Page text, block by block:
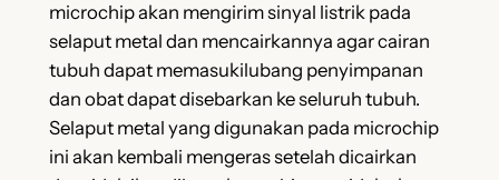
microchip akan mengirim sinyal listrik pada
selaput metal dan mencairkannya agar cairan
tubuh dapat memasukilubang penyimpanan
dan obat dapat disebarkan ke seluruh tubuh.
Selaput metal yang digunakan pada microchip
ini akan kembali mengeras setelah dicairkan